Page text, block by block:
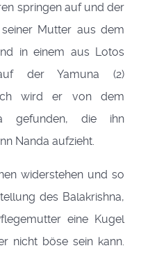
springen auf und der
Mutter aus dem
in einem aus Lotos
der Yamuna (2)
wird er von dem
gefunden, die ihn
Nanda aufzieht.
widerstehen und so
des Balakrishna,
eine Kugel
nicht böse sein kann.